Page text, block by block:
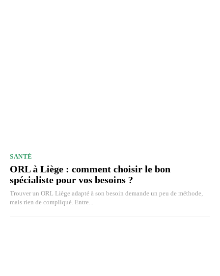
SANTÉ
ORL à Liège : comment choisir le bon
spécialiste pour vos besoins ?
Trouver un ORL Liège adapté à son besoin demande un peu de méthode,
mais rien de compliqué. Entre...